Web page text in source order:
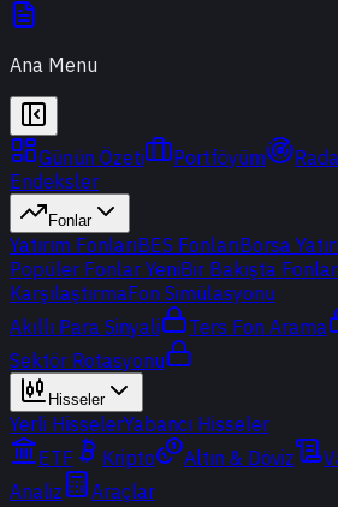
Ana Menu
Günün Özeti Portföyüm
Endeksler
Fonlar
Yatırım FonlarıBES FonlarıBorsa
Popüler Fonlar YeniBir Bakışta Fonlar
KarşılaştırmaFon Simülasyonu
Akıllı Para Sinyali
Ters Fon Arama
Sektör Rotasyonu
Hisseler
Yerli HisselerYabancı Hisseler
ETF
Kripto Altın & Döviz
Analiz
Araçlar